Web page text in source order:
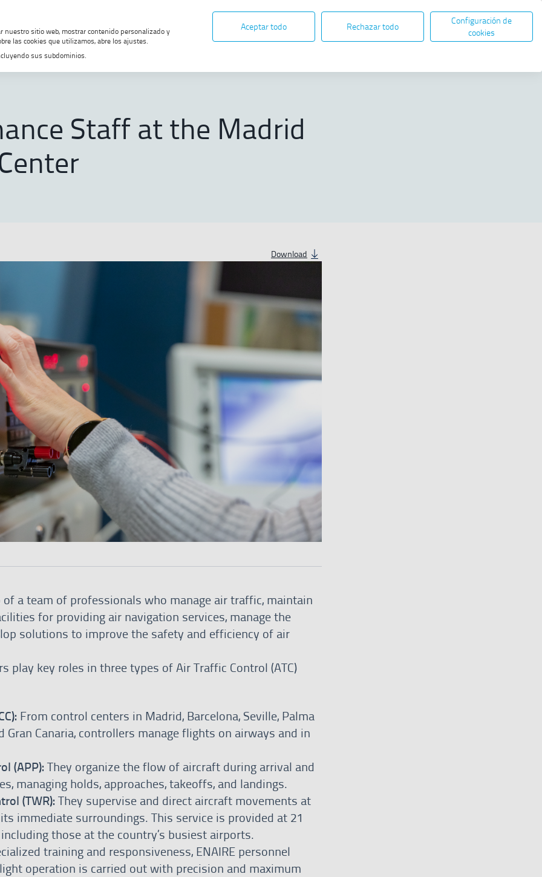
ESEN ELECTRONIC ADMINISTRATION
Open in new window
content
Staff at the Madrid
Download
contenido multimedia
of a team of professionals who manage air traffic, maintain
for providing air navigation services, manage the
solutions to improve the safety and efficiency of air
play key roles in three types of Air Traffic Control (ATC)
From control centers in Madrid, Barcelona, Seville, Palma
Gran Canaria, controllers manage flights on airways and in
(APP): They organize the flow of aircraft during arrival and
managing holds, approaches, takeoffs, and landings.
(TWR): They supervise and direct aircraft movements at
immediate surroundings. This service is provided at 21
those at the country’s busiest airports.
training and responsiveness, ENAIRE personnel
operation is carried out with precision and maximum
sitio web, mostrar contenido personalizado y
las cookies que utilizamos, abre los ajustes.
sus subdominios.
Aceptar todo Rechazar todo
Configuración de
cookies